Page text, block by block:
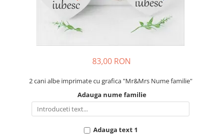
Body bebelusi personalizate
Perne personalizate
Plusuri personalizate
Etichete pentru sticla de vin
Cadouri Personalizate Unice
Sorturi Personalizate
Cadouri pentru Doctori
Cadouri Pensionare
Cadouri Profesori
83,00 RON
2 cani albe imprimate cu grafica "Mr&Mrs Nume familie"
Adauga nume familie
Adauga text 1